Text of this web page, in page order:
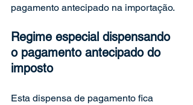
pagamento antecipado na importação.
Regime especial dispensando
o pagamento antecipado do
imposto
Esta dispensa de pagamento fica